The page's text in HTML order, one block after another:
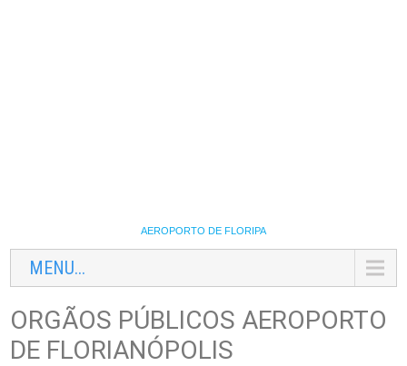
AEROPORTO DE FLORIPA
MENU...
ORGÃOS PÚBLICOS AEROPORTO
DE FLORIANÓPOLIS